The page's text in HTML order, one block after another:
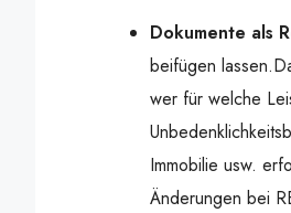
Dokumente als
beifügen
wer für welche
Immobilie usw.
Änderungen bei